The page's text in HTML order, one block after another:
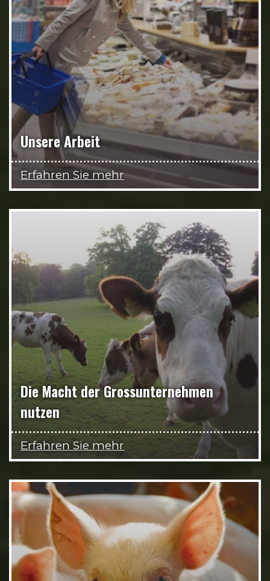
Unsere Arbeit
Erfahren Sie mehr
Die Macht der Grossunternehmen
nutzen
Erfahren Sie mehr